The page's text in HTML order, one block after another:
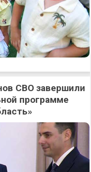
СВО завершили
программе